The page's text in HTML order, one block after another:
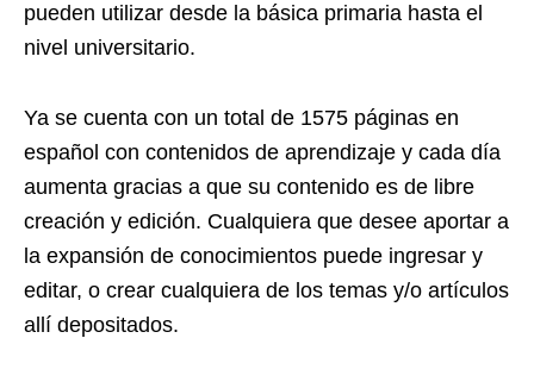
pueden utilizar desde la básica primaria hasta el
nivel universitario.
Ya se cuenta con un total de 1575 páginas en
español con contenidos de aprendizaje y cada día
aumenta gracias a que su contenido es de libre
creación y edición. Cualquiera que desee aportar a
la expansión de conocimientos puede ingresar y
editar, o crear cualquiera de los temas y/o artículos
allí depositados.